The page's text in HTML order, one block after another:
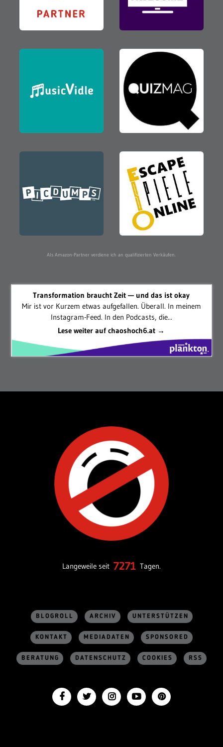
Als Amazon-Partner verdiene ich an qualifizierten Verkäufen.
Transformation braucht Zeit — und das ist okay
Mir ist vor Kurzem etwas aufgefallen. Überall. In meinem
Instagram-Feed. In den Podcasts, die...
Lese weiter auf chaoshoch6.at →
Langeweile seit 7271 Tagen.
BLOGROLL ARCHIV UNTERSTÜTZEN
KONTAKT MEDIADATEN SPONSORED
BERATUNG DATENSCHUTZ COOKIES RSS